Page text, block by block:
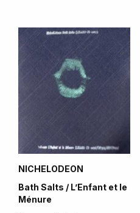
NICHELODEON
Bath Salts / L’Enfant et le
Ménure